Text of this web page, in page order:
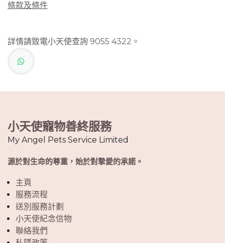
條款及條件
詳情請致電小天使查詢 9055 4322。
小天使寵物善終服務
My Angel Pets Service Limited
源於對生命的尊重，始於對摯愛的承諾。
主頁
服務流程
送別服務計劃
小天使紀念信物
聯絡我們